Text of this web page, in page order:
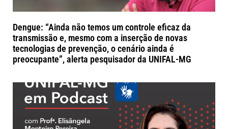
Dengue: “Ainda não temos um controle eficaz da
transmissão e, mesmo com a inserção de novas
tecnologias de prevenção, o cenário ainda é
preocupante”, alerta pesquisador da UNIFAL-MG